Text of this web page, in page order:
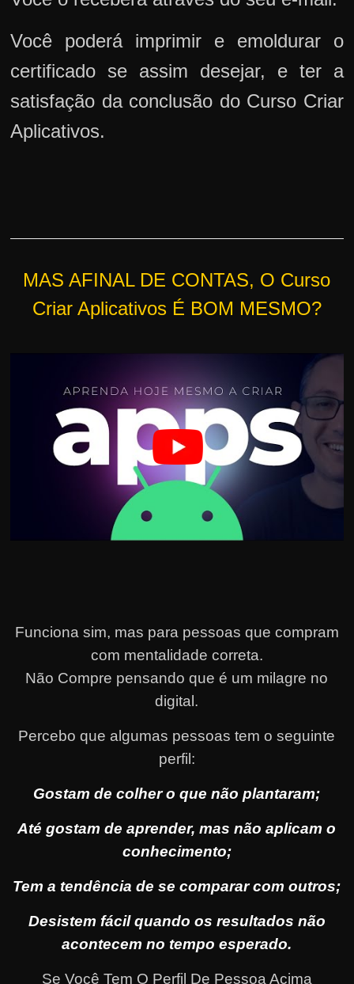
Você poderá imprimir e emoldurar o
certificado se assim desejar, e ter a
satisfação da conclusão do Curso Criar
Aplicativos.
MAS AFINAL DE CONTAS, O Curso
Criar Aplicativos É BOM MESMO?
Funciona sim, mas para pessoas que compram
com mentalidade correta.
Não Compre pensando que é um milagre no
digital.
Percebo que algumas pessoas tem o seguinte
perfil:
Gostam de colher o que não plantaram;
Até gostam de aprender, mas não aplicam o
conhecimento;
Tem a tendência de se comparar com outros;
Desistem fácil quando os resultados não
acontecem no tempo esperado.
Se Você Tem O Perfil De Pessoa Acima